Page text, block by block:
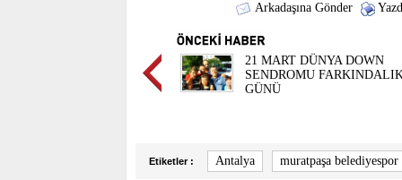
Arkadaşına Gönder
21 MART DÜNYA DOWN
SENDROMU
GÜNÜ
Etiketler : Antalya muratpaşa belediyespor